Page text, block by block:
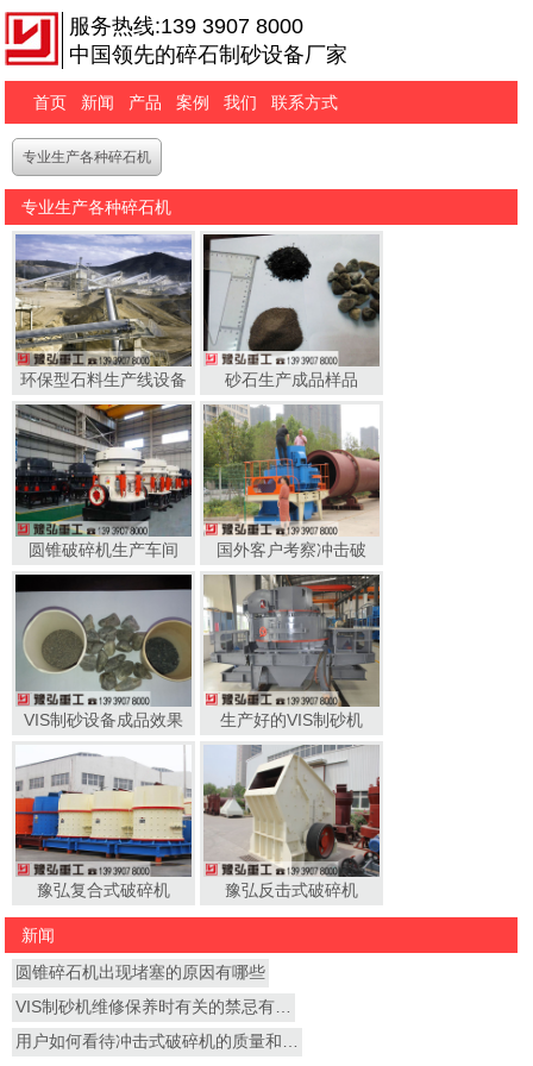
服务热线:139 3907 8000
中国领先的碎石制砂设备厂家
首页 新闻 产品 案例 我们 联系方式
专业生产各种碎石机
专业生产各种碎石机
环保型石料生产线设备 砂石生产成品样品
圆锥破碎机生产车间 国外客户考察冲击破
VIS制砂设备成品效果 生产好的VIS制砂机
豫弘复合式破碎机 豫弘反击式破碎机
新闻
圆锥碎石机出现堵塞的原因有哪些
VIS制砂机维修保养时有关的禁忌有…
用户如何看待冲击式破碎机的质量和…